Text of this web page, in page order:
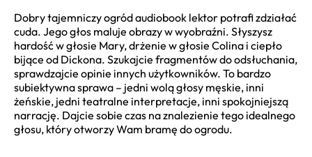
Dobry tajemniczy ogród audiobook lektor potrafi zdziałać
cuda. Jego głos maluje obrazy w wyobraźni. Słyszysz
hardość w głosie Mary, drżenie w głosie Colina i ciepło
bijące od Dickona. Szukajcie fragmentów do odsłuchania,
sprawdzajcie opinie innych użytkowników. To bardzo
subiektywna sprawa – jedni wolą głosy męskie, inni
żeńskie, jedni teatralne interpretacje, inni spokojniejszą
narrację. Dajcie sobie czas na znalezienie tego idealnego
głosu, który otworzy Wam bramę do ogrodu.